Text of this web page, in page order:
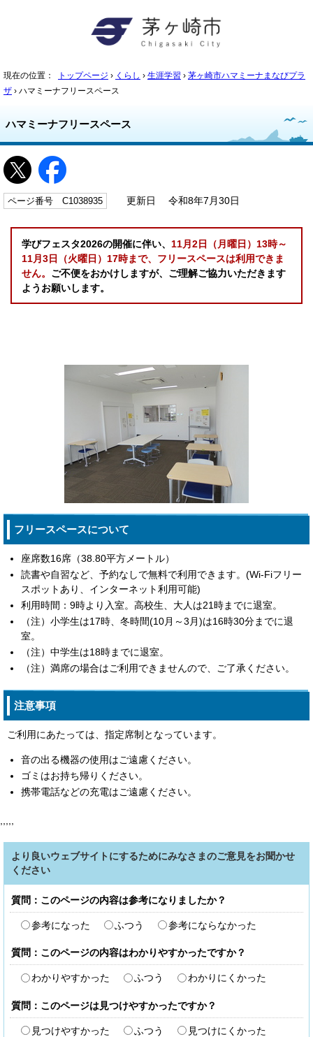
現在の位置： トップページ › くらし › 生涯学習 › 茅ヶ崎市ハマミーナまなびプラ
ザ › ハマミーナフリースペース
ハマミーナフリースペース
ページ番号 C1038935 更新日 令和8年7月30日
学びフェスタ2026の開催に伴い、 11月2日（月曜日）13時～
11月3日（火曜日）17時まで、フリースペースは利用できま
せん。 ご不便をおかけしますが、ご理解ご協力いただきます
ようお願いします。
フリースペースについて
座席数16席（38.80平方メートル）
読書や自習など、予約なしで無料で利用できます。(Wi-Fiフリー
スポットあり、インターネット利用可能)
利用時間：9時より入室。高校生、大人は21時までに退室。
（注）小学生は17時、冬時間(10月～3月)は16時30分までに退
室。
（注）中学生は18時までに退室。
（注）満席の場合はご利用できませんので、ご了承ください。
注意事項
ご利用にあたっては、指定席制となっています。
音の出る機器の使用はご遠慮ください。
ゴミはお持ち帰りください。
携帯電話などの充電はご遠慮ください。
より良いウェブサイトにするためにみなさまのご意見をお聞かせ
ください
質問：このページの内容は参考になりましたか？
参考になった ふつう 参考にならなかった
質問：このページの内容はわかりやすかったですか？
わかりやすかった ふつう わかりにくかった
質問：このページは見つけやすかったですか？
見つけやすかった ふつう 見つけにくかった